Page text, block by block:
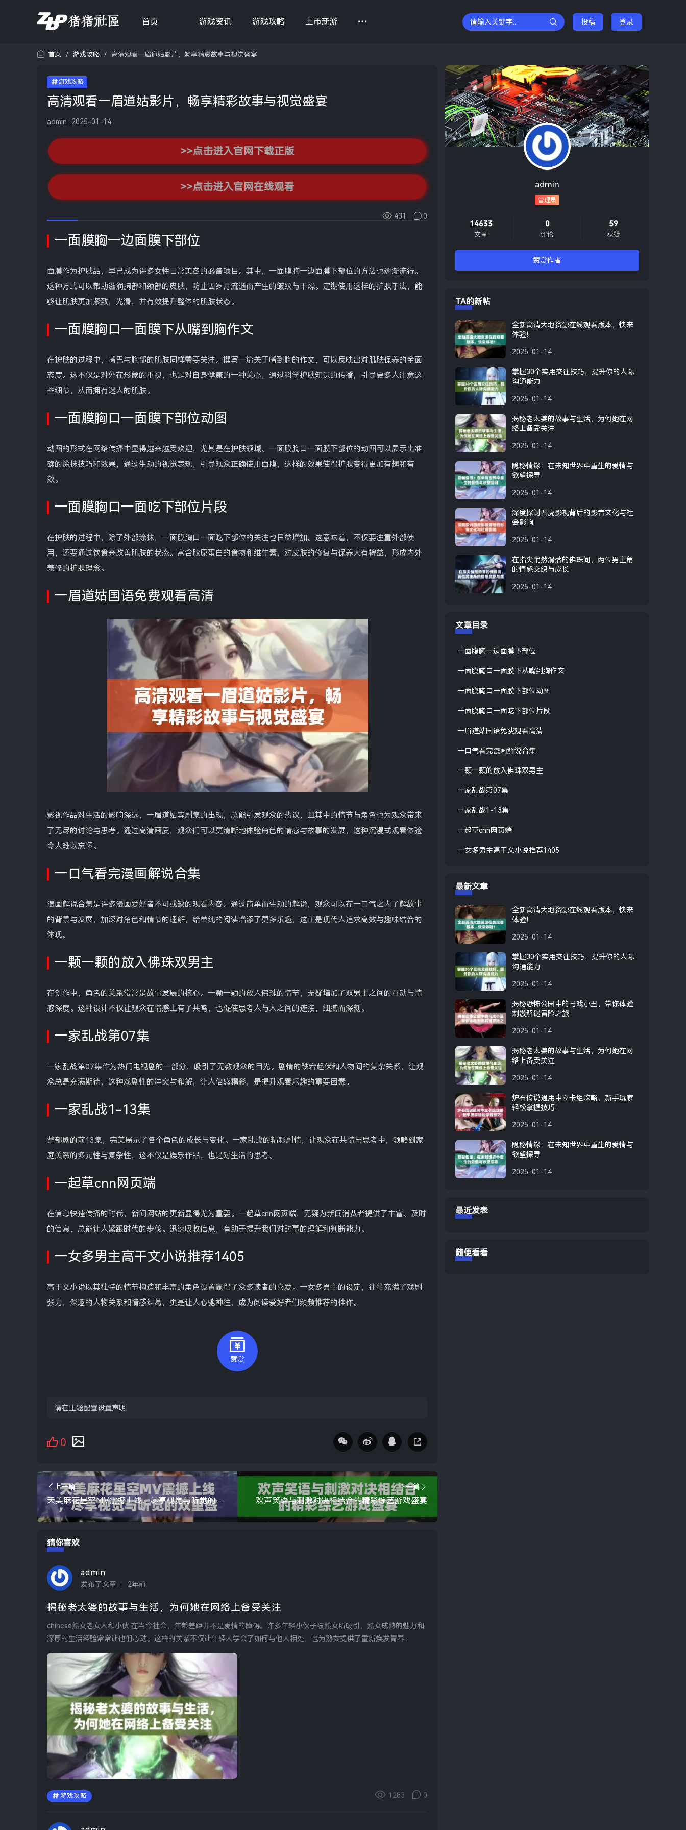
首页 游戏资讯 游戏攻略 上市新游 投稿 登录
首页 / 游戏攻略 / 高清观看一眉道姑影片，畅享精彩故事与视觉盛宴
游戏攻略
高清观看一眉道姑影片，畅享精彩故事与视觉盛宴
admin 2025-01-14
>>点击进入官网下载正版
>>点击进入官网在线观看
431 0
一面膜胸一边面膜下部位
面膜作为护肤品，早已成为许多女性日常美容的必备项目。其中，一面膜胸一边面膜下部位的方法也逐渐流行。
这种方式可以帮助滋润胸部和颈部的皮肤，防止因岁月流逝而产生的皱纹与干燥。定期使用这样的护肤手法，能
够让肌肤更加紧致，光滑，并有效提升整体的肌肤状态。
一面膜胸口一面膜下从嘴到胸作文
在护肤的过程中，嘴巴与胸部的肌肤同样需要关注。撰写一篇关于嘴到胸的作文，可以反映出对肌肤保养的全面
态度。这不仅是对外在形象的重视，也是对自身健康的一种关心，通过科学护肤知识的传播，引导更多人注意这
些细节，从而拥有迷人的肌肤。
一面膜胸口一面膜下部位动图
动图的形式在网络传播中显得越来越受欢迎，尤其是在护肤领域。一面膜胸口一面膜下部位的动图可以展示出准
确的涂抹技巧和效果，通过生动的视觉表现，引导观众正确使用面膜，这样的效果使得护肤变得更加有趣和有
效。
一面膜胸口一面吃下部位片段
在护肤的过程中，除了外部涂抹，一面膜胸口一面吃下部位的关注也日益增加。这意味着，不仅要注重外部使
用，还要通过饮食来改善肌肤的状态。富含胶原蛋白的食物和维生素，对皮肤的修复与保养大有裨益，形成内外
兼修的护肤理念。
一眉道姑国语免费观看高清
影视作品对生活的影响深远，一眉道姑等剧集的出现，总能引发观众的热议，且其中的情节与角色也为观众带来
了无尽的讨论与思考。通过高清画质，观众们可以更清晰地体验角色的情感与故事的发展，这种沉浸式观看体验
令人难以忘怀。
一口气看完漫画解说合集
漫画解说合集是许多漫画爱好者不可或缺的观看内容。通过简单而生动的解说，观众可以在一口气之内了解故事
的背景与发展，加深对角色和情节的理解，给单纯的阅读增添了更多乐趣，这正是现代人追求高效与趣味结合的
体现。
一颗一颗的放入佛珠双男主
在创作中，角色的关系常常是故事发展的核心。一颗一颗的放入佛珠的情节，无疑增加了双男主之间的互动与情
感深度。这种设计不仅让观众在情感上有了共鸣，也促使思考人与人之间的连接，细腻而深刻。
一家乱战第07集
一家乱战第07集作为热门电视剧的一部分，吸引了无数观众的目光。剧情的跌宕起伏和人物间的复杂关系，让观
众总是充满期待，这种戏剧性的冲突与和解，让人倍感精彩，是提升观看乐趣的重要因素。
一家乱战1-13集
整部剧的前13集，完美展示了各个角色的成长与变化。一家乱战的精彩剧情，让观众在共情与思考中，领略到家
庭关系的多元性与复杂性，这不仅是娱乐作品，也是对生活的思考。
一起草cnn网页端
在信息快速传播的时代，新闻网站的更新显得尤为重要。一起草cnn网页端，无疑为新闻消费者提供了丰富、及时
的信息，总能让人紧跟时代的步伐。迅速吸收信息，有助于提升我们对时事的理解和判断能力。
一女多男主高干文小说推荐1405
高干文小说以其独特的情节构造和丰富的角色设置赢得了众多读者的喜爱。一女多男主的设定，往往充满了戏剧
张力，深邃的人物关系和情感纠葛，更是让人心驰神往，成为阅读爱好者们频频推荐的佳作。
赞赏
请在主题配置设置声明
0
上一篇
天美麻花星空MV震撼上线，尽享视觉与听觉的双重盛宴
下一篇
欢声笑语与刺激对决相结合的精彩综艺游戏盛宴
猜你喜欢
admin
发布了文章 2年前
揭秘老太婆的故事与生活，为何她在网络上备受关注
chinese熟女老女人和小伙 在当今社会，年龄差距并不是爱情的障碍。许多年轻小伙子被熟女所吸引，熟女成熟的魅力和
深厚的生活经验常常让他们心动。这样的关系不仅让年轻人学会了如何与他人相处，也为熟女提供了重新焕发青春...
游戏攻略 1283 0
admin
管理员
14633
文章
0
评论
59
获赞
赞赏作者
TA的新帖
全新高清大地资源在线观看版本，快来
体验！
2025-01-14
掌握30个实用交往技巧，提升你的人际
沟通能力
2025-01-14
揭秘老太婆的故事与生活，为何她在网
络上备受关注
2025-01-14
隐秘情缘：在未知世界中重生的爱情与
欲望探寻
2025-01-14
深度探讨四虎影视背后的影音文化与社
会影响
2025-01-14
在指尖悄然滑落的佛珠间，两位男主角
的情感交织与成长
2025-01-14
文章目录
一面膜胸一边面膜下部位
一面膜胸口一面膜下从嘴到胸作文
一面膜胸口一面膜下部位动图
一面膜胸口一面吃下部位片段
一眉道姑国语免费观看高清
一口气看完漫画解说合集
一颗一颗的放入佛珠双男主
一家乱战第07集
一家乱战1-13集
一起草cnn网页端
一女多男主高干文小说推荐1405
最新文章
全新高清大地资源在线观看版本，快来
体验！
2025-01-14
掌握30个实用交往技巧，提升你的人际
沟通能力
2025-01-14
揭秘恐怖公园中的马戏小丑，带你体验
刺激解谜冒险之旅
2025-01-14
揭秘老太婆的故事与生活，为何她在网
络上备受关注
2025-01-14
炉石传说通用中立卡组攻略，新手玩家
轻松掌握技巧！
2025-01-14
隐秘情缘：在未知世界中重生的爱情与
欲望探寻
2025-01-14
最近发表
随便看看